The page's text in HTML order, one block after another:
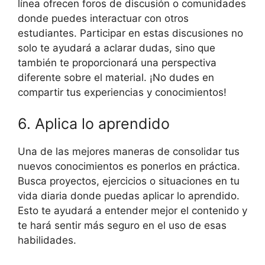
línea ofrecen foros de discusión o comunidades
donde puedes interactuar con otros
estudiantes. Participar en estas discusiones no
solo te ayudará a aclarar dudas, sino que
también te proporcionará una perspectiva
diferente sobre el material. ¡No dudes en
compartir tus experiencias y conocimientos!
6. Aplica lo aprendido
Una de las mejores maneras de consolidar tus
nuevos conocimientos es ponerlos en práctica.
Busca proyectos, ejercicios o situaciones en tu
vida diaria donde puedas aplicar lo aprendido.
Esto te ayudará a entender mejor el contenido y
te hará sentir más seguro en el uso de esas
habilidades.